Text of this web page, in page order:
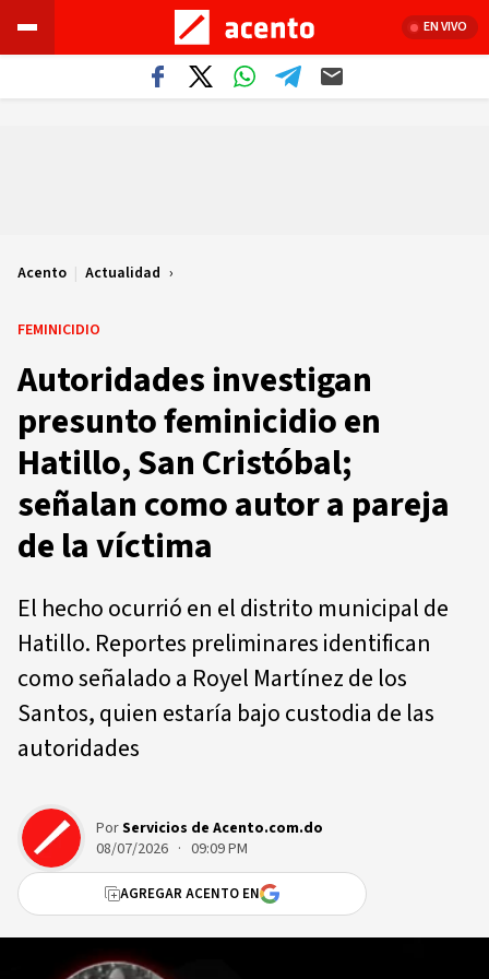
EN VIVO
Acento | Actualidad
FEMINICIDIO
Autoridades investigan
presunto feminicidio en
Hatillo, San Cristóbal;
señalan como autor a pareja
de la víctima
El hecho ocurrió en el distrito municipal de
Hatillo. Reportes preliminares identifican
como señalado a Royel Martínez de los
Santos, quien estaría bajo custodia de las
autoridades
PorServicios de Acento.com.do
08/07/2026 · 09:09 PM
AGREGAR ACENTO EN